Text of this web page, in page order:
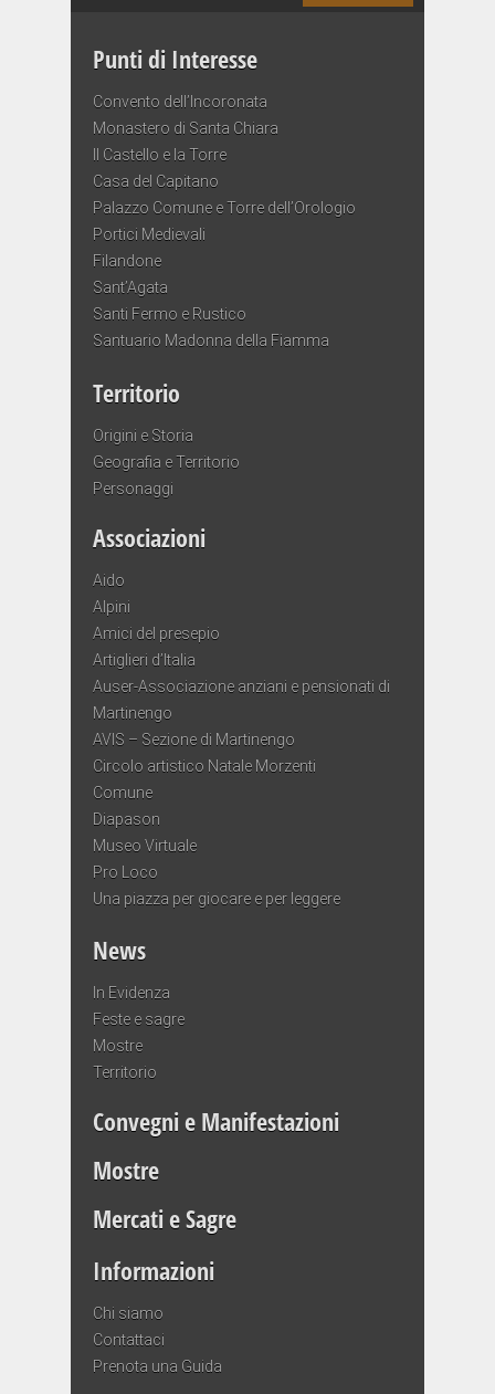
Punti di Interesse
Convento dell’Incoronata
Monastero di Santa Chiara
Il Castello e la Torre
Casa del Capitano
Palazzo Comune e Torre dell’Orologio
Portici Medievali
Filandone
Sant’Agata
Santi Fermo e Rustico
Santuario Madonna della Fiamma
Territorio
Origini e Storia
Geografia e Territorio
Personaggi
Associazioni
Aido
Alpini
Amici del presepio
Artiglieri d’Italia
Auser-Associazione anziani e pensionati di
Martinengo
AVIS – Sezione di Martinengo
Circolo artistico Natale Morzenti
Comune
Diapason
Museo Virtuale
Pro Loco
Una piazza per giocare e per leggere
News
In Evidenza
Feste e sagre
Mostre
Territorio
Convegni e Manifestazioni
Mostre
Mercati e Sagre
Informazioni
Chi siamo
Contattaci
Prenota una Guida